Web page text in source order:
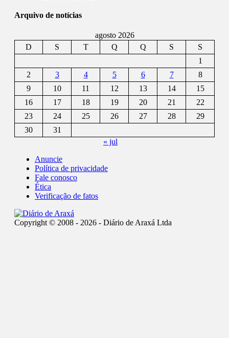
Arquivo de notícias
agosto 2026
D
S T Q Q S
S
1
2
3 4 5 6 7
8
9
10 11 12 13 14
15
16
17 18 19 20 21
22
23
24 25 26 27 28
29
30
31
« jul
Anuncie
Política de privacidade
Fale conosco
Ética
Verificação de fatos
Copyright © 2008 - 2026 - Diário de Araxá Ltda